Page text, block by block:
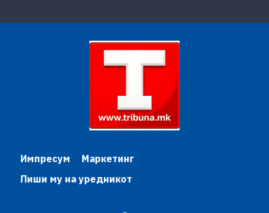
Импресум
Маркетинг
Пиши му на уредникот